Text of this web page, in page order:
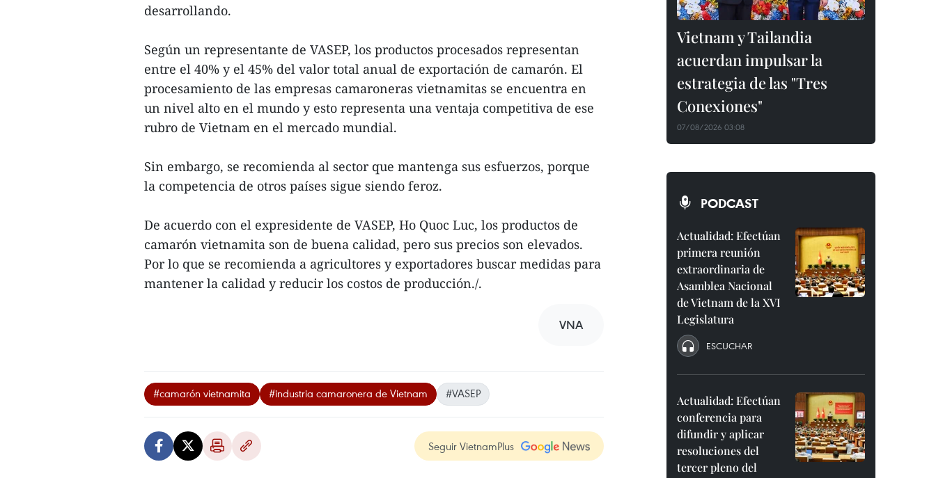
desarrollando.
Según un representante de VASEP, los productos procesados representan
entre el 40% y el 45% del valor total anual de exportación de camarón. El
procesamiento de las empresas camaroneras vietnamitas se encuentra en
un nivel alto en el mundo y esto representa una ventaja competitiva de ese
rubro de Vietnam en el mercado mundial.
Sin embargo, se recomienda al sector que mantenga sus esfuerzos, porque
la competencia de otros países sigue siendo feroz.
De acuerdo con el expresidente de VASEP, Ho Quoc Luc, los productos de
camarón vietnamita son de buena calidad, pero sus precios son elevados.
Por lo que se recomienda a agricultores y exportadores buscar medidas para
mantener la calidad y reducir los costos de producción./.
VNA
#camarón vietnamita #industria camaronera de Vietnam #VASEP
Seguir VietnamPlus
Vietnam y Tailandia
acuerdan impulsar la
estrategia de las "Tres
Conexiones"
07/08/2026 03:08
PODCAST
Actualidad: Efectúan
primera reunión
extraordinaria de
Asamblea Nacional
de Vietnam de la XVI
Legislatura
ESCUCHAR
Actualidad: Efectúan
conferencia para
difundir y aplicar
resoluciones del
tercer pleno del